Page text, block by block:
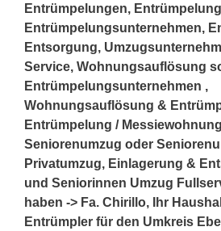
Entrümpelungen,
Entrümpelungsunternehmen,
Entsorgung,
Service, Wohnungsauflösung
Entrümpelungsunternehmen ,
Wohnungsauflösung &
Entrümpelung /
Seniorenumzug oder
Privatumzug, Einlagerung &
und Seniorinnen Umzug
haben -> Fa. Chirillo, Ihr
Entrümpler für den Umkreis